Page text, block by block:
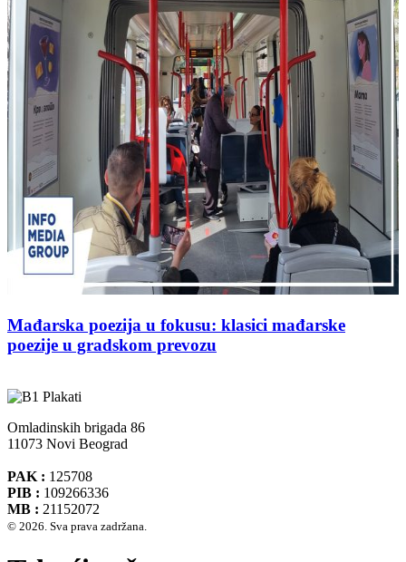
Mađarska poezija u fokusu: klasici mađarske
poezije u gradskom prevozu
Omladinskih brigada 86
11073 Novi Beograd
PAK : 125708
PIB : 109266336
MB : 21152072
© 2026. Sva prava zadržana.